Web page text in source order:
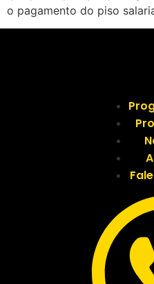
o pagamento do piso